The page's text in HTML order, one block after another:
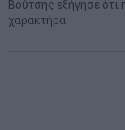
Βούτσης εξήγησε ότι
χαρακτήρα